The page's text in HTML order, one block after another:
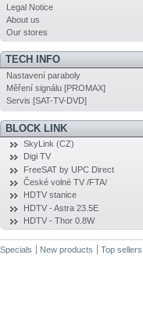
Legal Notice
About us
Our stores
TECH INFO
Nastavení paraboly
Měření signálu [PROMAX]
Servis [SAT-TV-DVD]
BLOCK LINK
SkyLink (CZ)
Digi TV
FreeSAT by UPC Direct
České volné TV /FTA/
HDTV stanice
HDTV - Astra 23.5E
HDTV - Thor 0.8W
Specials New products Top sellers